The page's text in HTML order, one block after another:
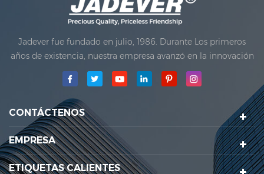
Jadever fue fundado en julio, 1986. Durante Los primeros
años de existencia, nuestra empresa avanzó en la innovación
tecnológica y desarrollando un plan de negocios. En 1998,
nuestra compañía logró el objetivo de la calidad principal,
cuando El primero de nuestros productos recibió la
aprobación de la organización internacional de metrología
legal. en 1999, xiamen Jadever Escala Co., Ltd.se estableció El
área de producción principal para nuestra empresa se
encuentra Aquí. en 2006, jadever adquir...
CONTÁCTENOS
EMPRESA
ETIQUETAS CALIENTES